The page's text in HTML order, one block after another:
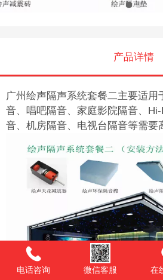
产品详情
广州绘声隔声系统套餐二主要适用
音、唱吧隔音、家庭影院隔音、
音、机房隔音、电视台隔音等需要
电话咨询 微信客服 在